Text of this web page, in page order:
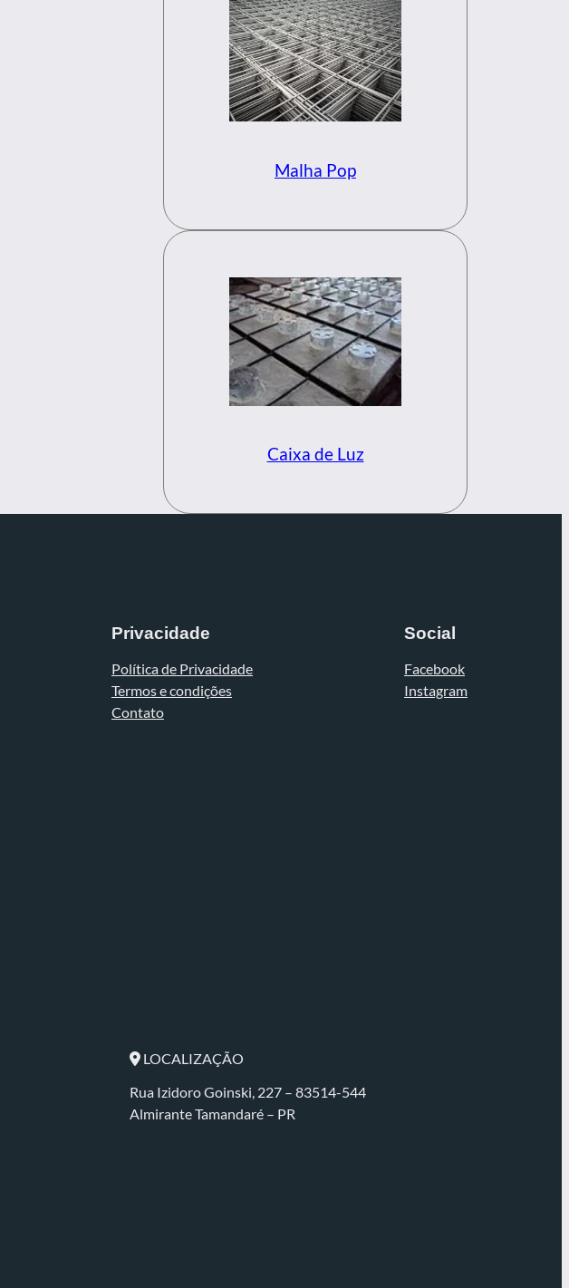
Malha Pop
Caixa de Luz
Privacidade
Política de Privacidade
Termos e condições
Contato
Social
Facebook
Instagram
LOCALIZAÇÃO
Rua Izidoro Goinski, 227 – 83514-544
Almirante Tamandaré – PR